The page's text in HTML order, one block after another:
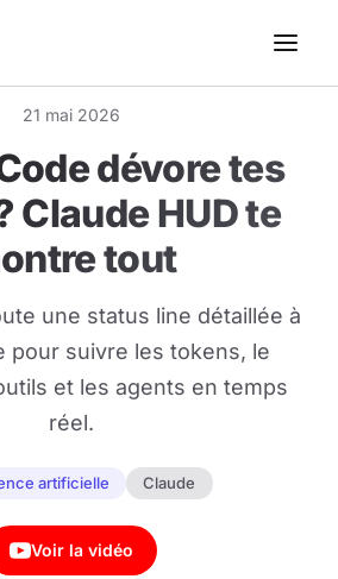
21 mai 2026
dévore tes
Claude HUD te
tout
une status line détaillée à
pour suivre les tokens, le
et les agents en temps
réel.
artificielle Claude
Voir la vidéo